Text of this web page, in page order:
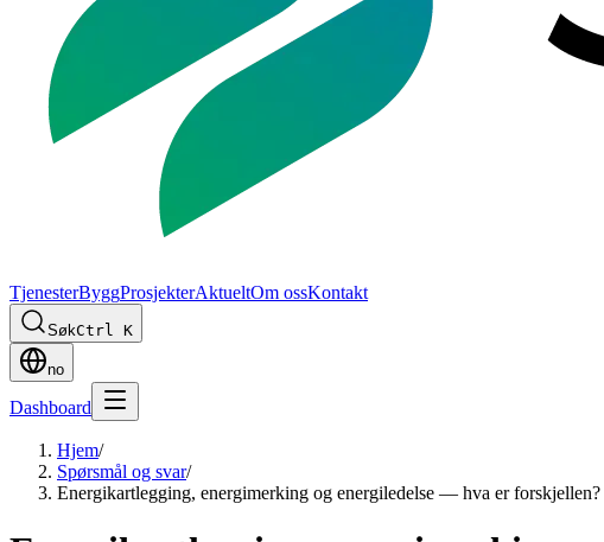
TjenesterByggProsjekterAktueltOm ossKontakt
SøkCtrl K
no
Dashboard
Hjem/
Spørsmål og svar/
Energikartlegging, energimerking og energiledelse — hva er forskjellen?